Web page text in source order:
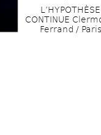
L’HYPOTHÈSE
CONTINUE
Ferrand / Paris